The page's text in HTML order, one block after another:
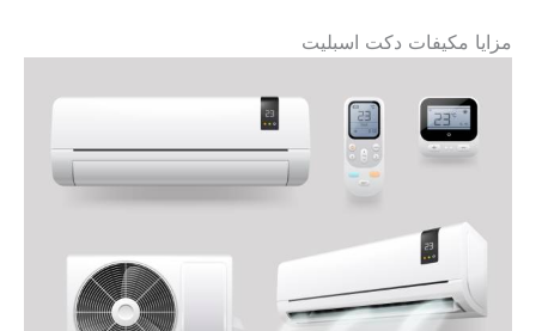
مزايا مكيفات دكت اسبليت